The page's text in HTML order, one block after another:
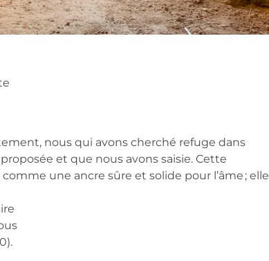
nous qui avons cherché refuge dans
et que nous avons saisie. Cette
une ancre sûre et solide pour l’âme ; elle